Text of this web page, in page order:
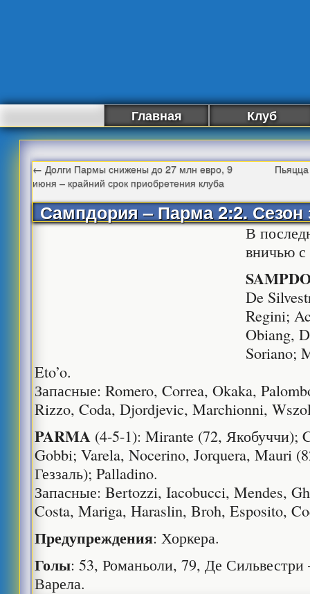
Главная Клуб
← Долги Пармы снижены до 27 млн евро, 9
июня – крайний срок приобретения клуба
Сампдория – Парма 2:2.
В
вничью
De
Regini;
Obiang,
Soriano;
Eto’o.
Запасные: Romero, Correa, Okaka,
Rizzo, Coda, Djordjevic, Marchionni,
PARMA (4-5-1): Mirante (72, Якобуччи);
Gobbi; Varela, Nocerino, Jorquera, Mauri
Геззаль); Palladino.
Запасные: Bertozzi, Iacobucci, Mendes,
Costa, Mariga, Haraslin, Broh, Esposito,
Предупреждения: Хоркера.
Голы: 53, Романьоли, 79, Де
Варела.